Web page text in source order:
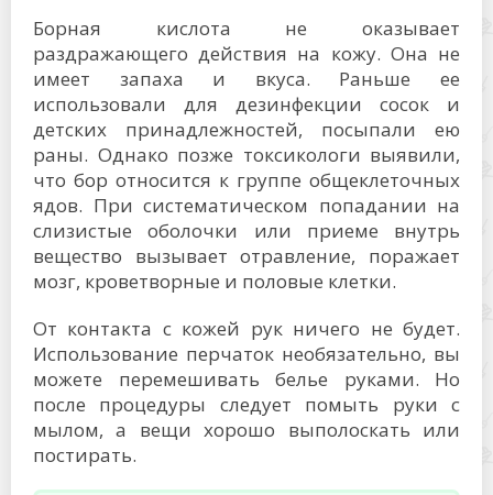
Борная кислота не оказывает
раздражающего действия на кожу. Она не
имеет запаха и вкуса. Раньше ее
использовали для дезинфекции сосок и
детских принадлежностей, посыпали ею
раны. Однако позже токсикологи выявили,
что бор относится к группе общеклеточных
ядов. При систематическом попадании на
слизистые оболочки или приеме внутрь
вещество вызывает отравление, поражает
мозг, кроветворные и половые клетки.
От контакта с кожей рук ничего не будет.
Использование перчаток необязательно, вы
можете перемешивать белье руками. Но
после процедуры следует помыть руки с
мылом, а вещи хорошо выполоскать или
постирать.